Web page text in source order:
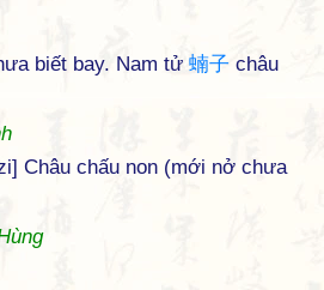
biết bay. Nam tử 蝻子 châu
Châu chấu non (mới nở chưa